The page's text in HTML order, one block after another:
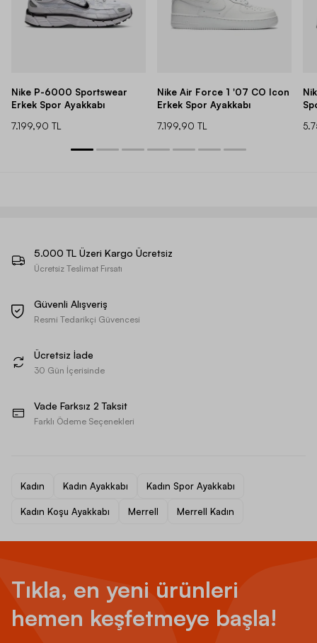
Nike P-6000 Sportswear
Erkek Spor Ayakkabı
7.199,90 TL
Nike Air Force 1 '07 CO Icon
Erkek Spor Ayakkabı
7.199,90 TL
5.000 TL Üzeri Kargo Ücretsiz
Ücretsiz Teslimat Fırsatı
Güvenli Alışveriş
Resmi Tedarikçi Güvencesi
Ücretsiz İade
30 Gün İçerisinde
Vade Farksız 2 Taksit
Farklı Ödeme Seçenekleri
Kadın Kadın Ayakkabı Kadın Spor Ayakkabı
Kadın Koşu Ayakkabı Merrell Merrell Kadın
Tıkla, en yeni ürünleri
hemen keşfetmeye başla!